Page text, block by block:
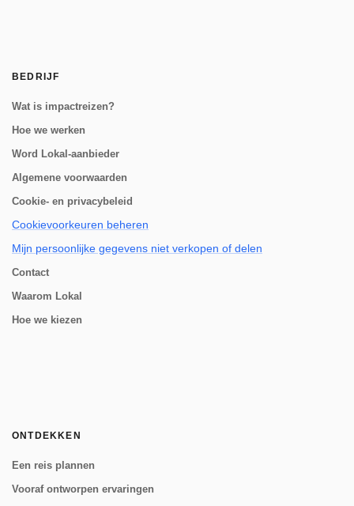
BEDRIJF
Wat is impactreizen?
Hoe we werken
Word Lokal-aanbieder
Algemene voorwaarden
Cookie- en privacybeleid
Cookievoorkeuren beheren
Mijn persoonlijke gegevens niet verkopen of delen
Contact
Waarom Lokal
Hoe we kiezen
ONTDEKKEN
Een reis plannen
Vooraf ontworpen ervaringen